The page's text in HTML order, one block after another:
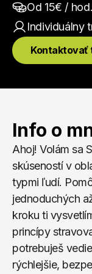
Od 15€ / hod.
Individuálny
Kontaktovať
Info o
Ahoj! Volám sa
skúseností v
typmi ľudí.
jednoduchých
kroku ti
princípy
potrebuješ
rýchlejšie,